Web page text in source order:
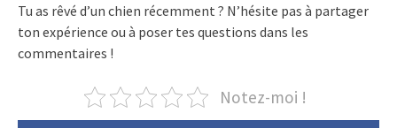
Tu as rêvé d’un chien récemment ? N’hésite pas à partager
ton expérience ou à poser tes questions dans les
commentaires !
Notez-moi !